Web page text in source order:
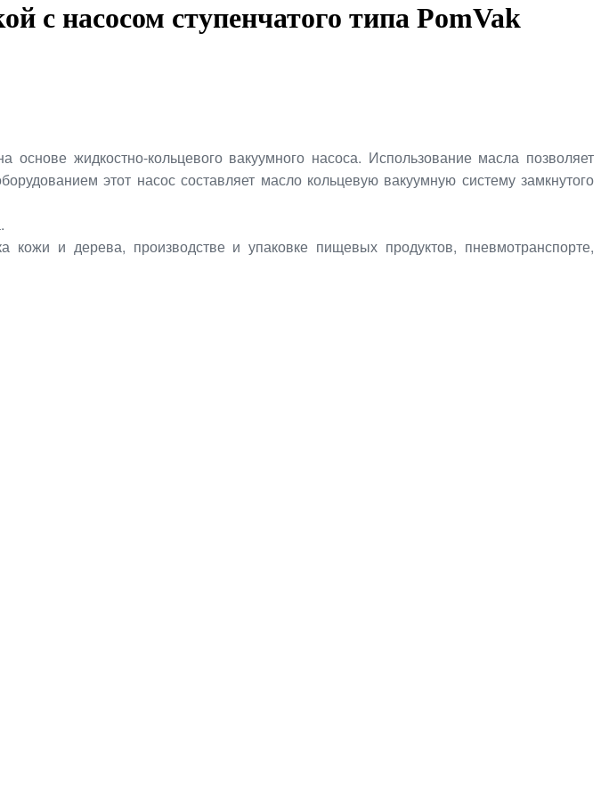
с насосом ступенчатого типа PomVak
жидкостно-кольцевого вакуумного насоса. Использование масла позволяет
этот насос составляет масло кольцевую вакуумную систему замкнутого
и дерева, производстве и упаковке пищевых продуктов, пневмотранспорте,